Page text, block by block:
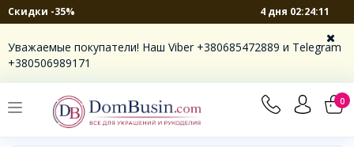
Скидки -35% 4 дня 02:24:11
Уважаемые покупатели! Наш Viber +380685472889 и Telegram
+380506989171
0